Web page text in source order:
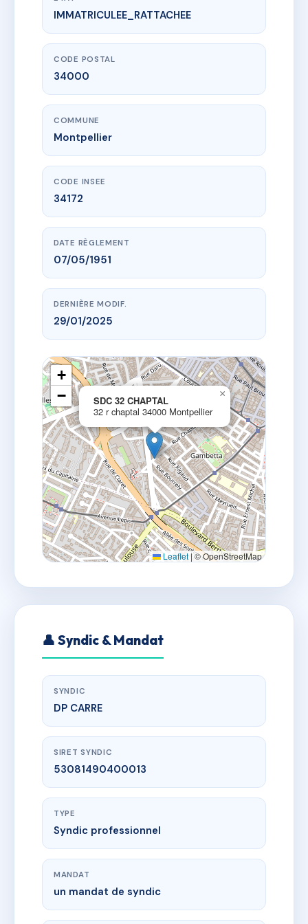
www.vme.plus/AC6839955
SDC 32 CHAPTAL
32 r chaptal34000 Montpellier
IMMATRICULEE_RATTACHEE
CODE POSTAL
34000
COMMUNE
Montpellier
CODE INSEE
34172
DATE RÈGLEMENT
07/05/1951
DERNIÈRE MODIF.
29/01/2025
SDC 32 CHAPTAL
32 r chaptal 34000 Montpellier
×
+
−
Leaflet |© OpenStreetMap
👤 Syndic & Mandat
SYNDIC
DP CARRE
SIRET SYNDIC
53081490400013
TYPE
Syndic professionnel
MANDAT
un mandat de syndic